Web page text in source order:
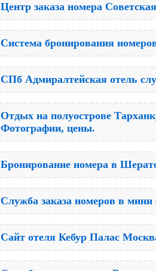
Центр заказа номера
Система бронирования
СПб Адмиралтейская отель
Отдых на полуострове
Фотографии, цены.
Бронирование номера в
Служба заказа номеров в
Сайт отеля Кебур Палас